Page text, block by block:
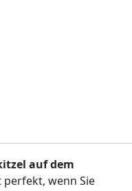
auf dem
perfekt, wenn Sie